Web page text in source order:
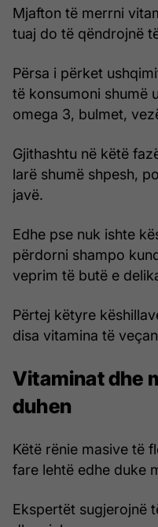
Mjafton të merrni
tuaj do të qëndrojnë
Përsa i përket
të konsumoni shumë
omega 3, bulmet,
Gjithashtu në këtë
larë shumë shpesh,
javë.
Edhe pse nuk ishte
përdorni shampo
veprim të butë e
Përtej këtyre
disa vitamina të
Vitaminat dhe
duhen
Këtë rënie masive të
fare lehtë edhe duke
Ekspertët sugjerojnë